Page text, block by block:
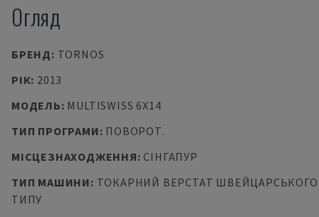
Огляд
БРЕНД: TORNOS
РІК: 2013
МОДЕЛЬ: MULTISWISS 6X14
ТИП ПРОГРАМИ: ПОВОРОТ.
МІСЦЕЗНАХОДЖЕННЯ: СІНГАПУР
ТИП МАШИНИ: ТОКАРНИЙ ВЕРСТАТ ШВЕЙЦАРСЬКОГО
ТИПУ